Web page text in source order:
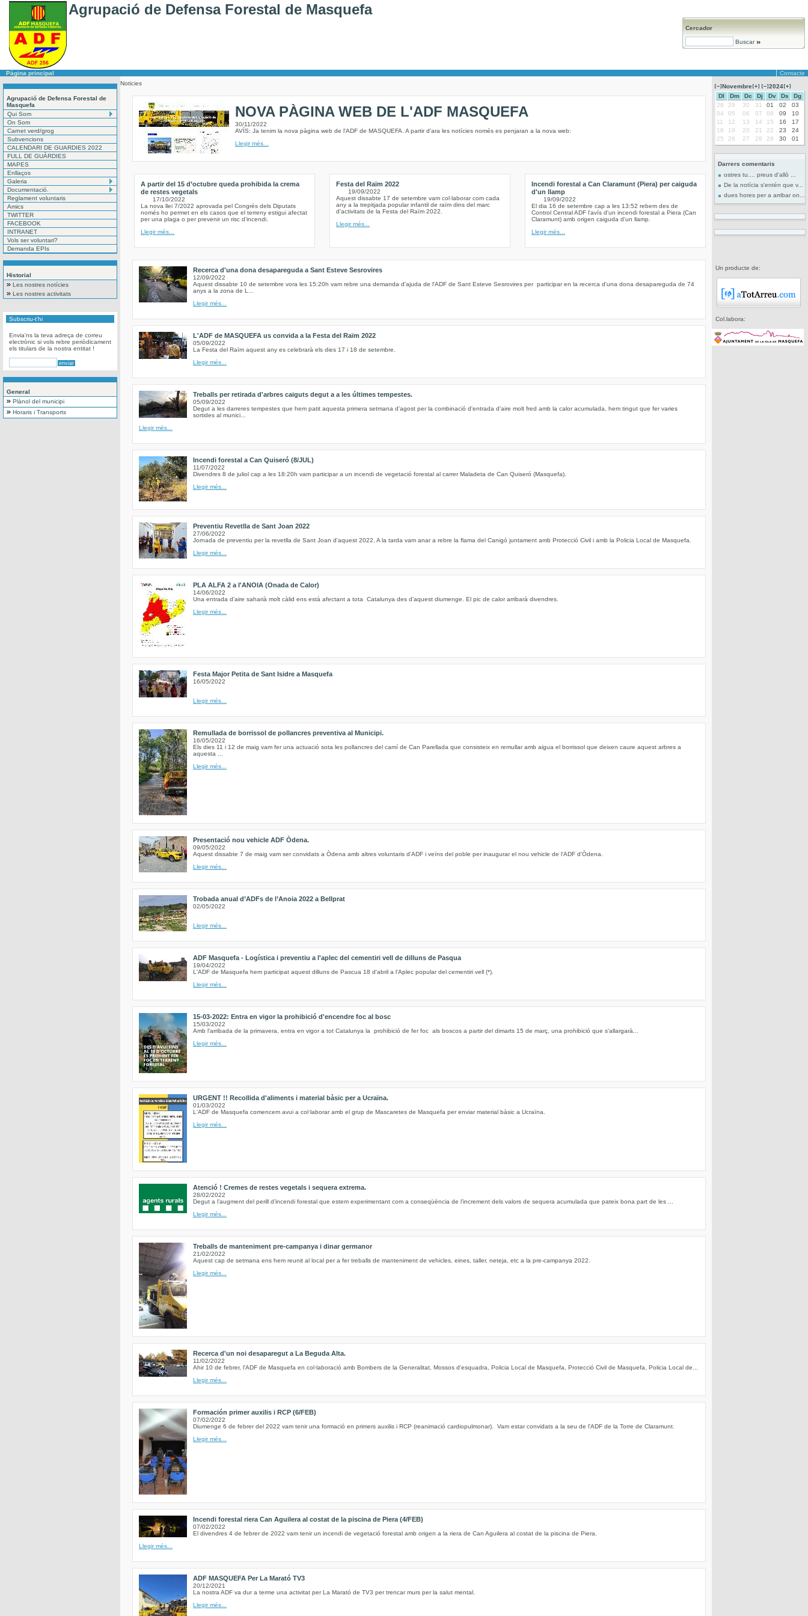
Agrupació de Defensa Forestal de Masquefa
Cercador
Buscar
Pàgina principal Contacte
Agrupació de Defensa Forestal de
Masquefa
Qui Som
On Som
Carnet verd/grog
Subvencions
CALENDARI DE GUARDIES 2022
FULL DE GUÀRDIES
MAPES
Enllaços
Galeria
Documentació.
Reglament voluntaris
Amics
TWITTER
FACEBOOK
INTRANET
Vols ser voluntari?
Demanda EPIs
Historial
Les nostres notícies
Les nostres activitats
Subscriu-t'hi
Envia'ns la teva adreça de correu
electrònic si vols rebre periòdicament
els titulars de la nostra entitat !
General
Plànol del municipi
Horaris i Transports
Noticies
NOVA PÀGINA WEB DE L'ADF MASQUEFA
30/11/2022
AVÍS: Ja tenim la nova pàgina web de l'ADF de MASQUEFA. A partir d'ara les notícies només es penjaran a la nova web:
Llegir més...
A partir del 15 d’octubre queda prohibida la crema
de restes vegetals
17/10/2022
La nova llei 7/2022 aprovada pel Congrés dels Diputats
només ho permet en els casos que el terreny estigui afectat
per una plaga o per prevenir un risc d’incendi.
Llegir més...
Festa del Raïm 2022
19/09/2022
Aquest dissabte 17 de setembre vam col·laborar com cada
any a la trepitjada popular infantil de raïm dins del marc
d'activitats de la Festa del Raïm 2022.
Llegir més...
Incendi forestal a Can Claramunt (Piera) per caiguda
d'un llamp
19/09/2022
El dia 16 de setembre cap a les 13:52 rebem des de
Control Central ADF l'avís d'un incendi forestal a Piera (Can
Claramunt) amb origen caiguda d'un llamp.
Llegir més...
Recerca d'una dona desapareguda a Sant Esteve Sesrovires
12/09/2022
Aquest dissabte 10 de setembre vora les 15:20h vam rebre una demanda d'ajuda de l'ADF de Sant Esteve Sesrovires per participar en la recerca d'una dona desapareguda de 74
anys a la zona de L...
Llegir més...
L'ADF de MASQUEFA us convida a la Festa del Raïm 2022
05/09/2022
La Festa del Raïm aquest any es celebrarà els dies 17 i 18 de setembre.
Llegir més...
Treballs per retirada d'arbres caiguts degut a a les últimes tempestes.
05/09/2022
Degut a les darreres tempestes que hem patit aquesta primera setmana d'agost per la combinació d'entrada d'aire molt fred amb la calor acumulada, hem tingut que fer varies
sortides al munici...
Llegir més...
Incendi forestal a Can Quiseró (8/JUL)
11/07/2022
Divendres 8 de juliol cap a les 18:20h vam participar a un incendi de vegetació forestal al carrer Maladeta de Can Quiseró (Masquefa).
Llegir més...
Preventiu Revetlla de Sant Joan 2022
27/06/2022
Jornada de preventiu per la revetlla de Sant Joan d'aquest 2022. A la tarda vam anar a rebre la flama del Canigó juntament amb Protecció Civil i amb la Policia Local de Masquefa.
Llegir més...
PLA ALFA 2 a l'ANOIA (Onada de Calor)
14/06/2022
Una entrada d'aire saharià molt càlid ens està afectant a tota Catalunya des d'aquest diumenge. El pic de calor arribarà divendres.
Llegir més...
Festa Major Petita de Sant Isidre a Masquefa
16/05/2022
Llegir més...
Remullada de borrissol de pollancres preventiva al Municipi.
16/05/2022
Els dies 11 i 12 de maig vam fer una actuació sota les pollancres del camí de Can Parellada que consisteix en remullar amb aigua el borrissol que deixen caure aquest arbres a
aquesta ...
Llegir més...
Presentació nou vehicle ADF Òdena.
09/05/2022
Aquest dissabte 7 de maig vam ser convidats a Òdena amb altres voluntaris d'ADF i veïns del poble per inaugurar el nou vehicle de l'ADF d'Òdena.
Llegir més...
Trobada anual d’ADFs de l’Anoia 2022 a Bellprat
02/05/2022
Llegir més...
ADF Masquefa - Logística i preventiu a l'aplec del cementiri vell de dilluns de Pasqua
19/04/2022
L'ADF de Masquefa hem participat aquest dilluns de Pascua 18 d'abril a l'Aplec popular del cementiri vell (*).
Llegir més...
15-03-2022: Entra en vigor la prohibició d'encendre foc al bosc
15/03/2022
Amb l'arribada de la primavera, entra en vigor a tot Catalunya la prohibició de fer foc als boscos a partir del dimarts 15 de març, una prohibició que s'allargarà...
Llegir més...
URGENT !! Recollida d'aliments i material bàsic per a Ucraïna.
01/03/2022
L'ADF de Masquefa comencem avui a col·laborar amb el grup de Mascaretes de Masquefa per enviar material bàsic a Ucraïna.
Llegir més...
Atenció ! Cremes de restes vegetals i sequera extrema.
28/02/2022
Degut a l’augment del perill d’incendi forestal que estem experimentant com a conseqüència de l’increment dels valors de sequera acumulada que pateix bona part de les ...
Llegir més...
Treballs de manteniment pre-campanya i dinar germanor
21/02/2022
Aquest cap de setmana ens hem reunit al local per a fer treballs de manteniment de vehicles, eines, taller, neteja, etc a la pre-campanya 2022.
Llegir més...
Recerca d'un noi desaparegut a La Beguda Alta.
11/02/2022
Ahir 10 de febrer, l'ADF de Masquefa en col·laboració amb Bombers de la Generalitat, Mossos d'esquadra, Policia Local de Masquefa, Protecció Civil de Masquefa, Policia Local de...
Llegir més...
Formación primer auxilis i RCP (6/FEB)
07/02/2022
Diumenge 6 de febrer del 2022 vam tenir una formació en primers auxilis i RCP (reanimació cardiopulmonar). Vam estar convidats a la seu de l'ADF de la Torre de Claramunt.
Llegir més...
Incendi forestal riera Can Aguilera al costat de la piscina de Piera (4/FEB)
07/02/2022
El divendres 4 de febrer de 2022 vam tenir un incendi de vegetació forestal amb origen a la riera de Can Aguilera al costat de la piscina de Piera.
Llegir més...
ADF MASQUEFA Per La Marató TV3
20/12/2021
La nostra ADF va dur a terme una activitat per La Marató de TV3 per trencar murs per la salut mental.
Llegir més...
Novembre
2024
Dl
Dm Dc Dj Dv Ds
Dg
28
29 30 31 01 02
03
04
05 06 07 08 09
10
11
12 13 14 15 16
17
18
19 20 21 22 23
24
25
26 27 28 29 30 01
Darrers comentaris
ostres tu.... preus d'allò ...
De la notícia s'entén que v...
dues hores per a arribar on...
Un producte de:
Col.labora: